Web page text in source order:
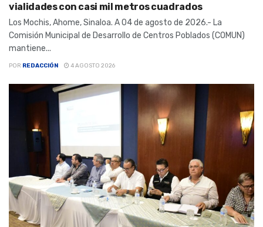
vialidades con casi mil metros cuadrados
Los Mochis, Ahome, Sinaloa. A 04 de agosto de 2026.- La
Comisión Municipal de Desarrollo de Centros Poblados (COMUN)
mantiene...
POR REDACCIÓN 4 AGOSTO 2026